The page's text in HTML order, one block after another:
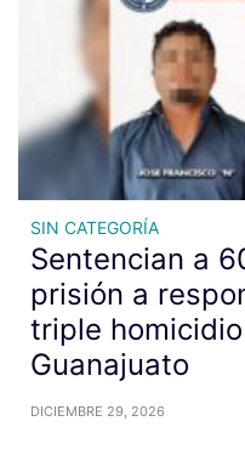
SIN CATEGORÍA
Sentencian a
prisión a
triple
Guanajuato
DICIEMBRE 29, 2026